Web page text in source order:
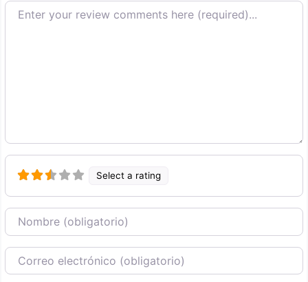
Texto de la reseña
Select a rating
Nombre
Correo Electronico